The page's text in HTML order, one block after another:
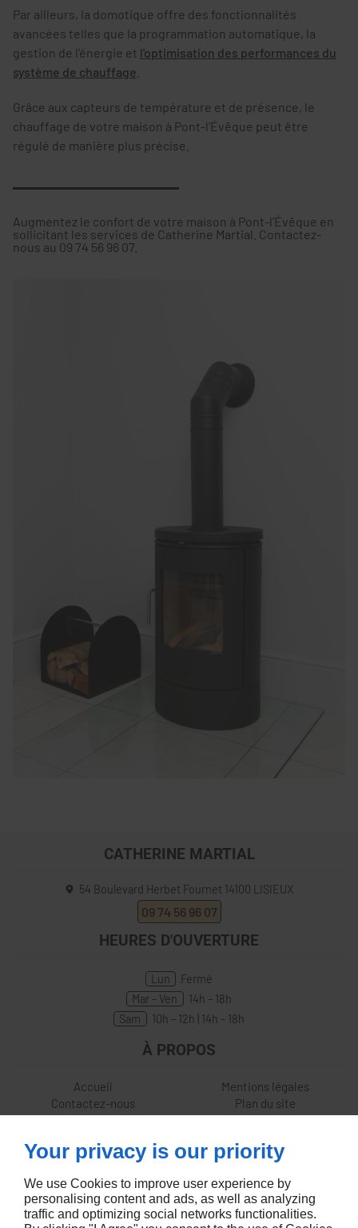
Par ailleurs, la domotique offre des fonctionnalités
avancées telles que la programmation automatique, la
gestion de l'énergie et l'optimisation des performances du
système de chauffage
Grâce aux capteurs de température et de présence, le
chauffage de votre maison à Pont-l'Évêque peut être
régulé de manière plus précise.
Augmentez le confort de votre maison à Pont-l’Évêque en
sollicitant les services de Catherine Martial. Contactez-
nous au 09 74 56 96 07.
CATHERINE MARTIAL
54 Boulevard Herbet Fournet 14100 LISIEUX
09 74 56 96 07
HEURES D'OUVERTURE
Lun
Fermé
Mar – Ven
14h – 18h
Sam
10h – 12h | 14h - 18h
À PROPOS
Accueil
Contactez-nous
Mentions légales
Plan du site
Your privacy is our priority
We use Cookies to improve user experience by
personalising content and ads, as well as analyzing
traffic and optimizing social networks functionalities.